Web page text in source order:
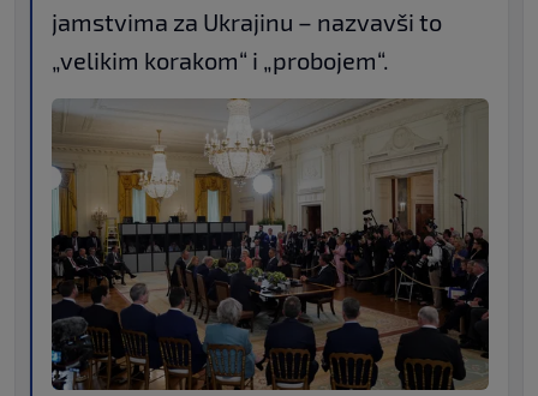
jamstvima za Ukrajinu – nazvavši to
„velikim korakom“ i „probojem“.